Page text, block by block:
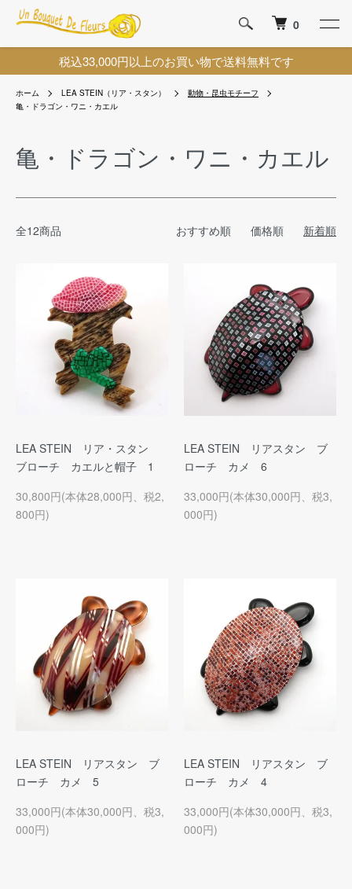
税込33,000円以上のお買い物で送料無料です
0
ホーム LEA STEIN（リア・スタン）
動物・昆虫モチーフ
亀・ドラゴン・ワニ・カエル
亀・ドラゴン・ワニ・カエル
全12商品 おすすめ順 価格順 新着順
LEA STEIN リア・スタン
ブローチ カエルと帽子 1
30,800円(本体28,000円、税2,
800円)
LEA STEIN リアスタン ブ
ローチ カメ 6
33,000円(本体30,000円、税3,
000円)
LEA STEIN リアスタン ブ
ローチ カメ 5
33,000円(本体30,000円、税3,
000円)
LEA STEIN リアスタン ブ
ローチ カメ 4
33,000円(本体30,000円、税3,
000円)